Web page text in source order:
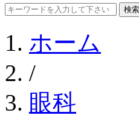
ホーム
/
眼科